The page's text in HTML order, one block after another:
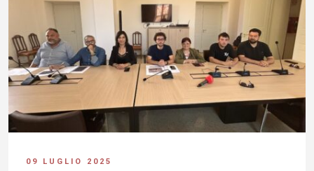
09 LUGLIO 2025